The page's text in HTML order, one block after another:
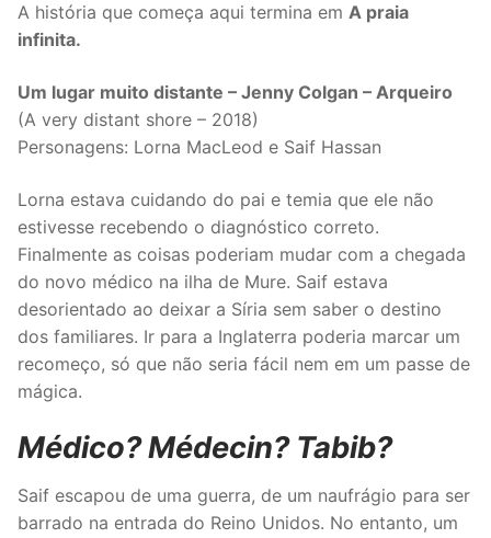
A história que começa aqui termina em A praia
infinita.
Um lugar muito distante – Jenny Colgan – Arqueiro
(A very distant shore – 2018)
Personagens: Lorna MacLeod e Saif Hassan
Lorna estava cuidando do pai e temia que ele não
estivesse recebendo o diagnóstico correto.
Finalmente as coisas poderiam mudar com a chegada
do novo médico na ilha de Mure. Saif estava
desorientado ao deixar a Síria sem saber o destino
dos familiares. Ir para a Inglaterra poderia marcar um
recomeço, só que não seria fácil nem em um passe de
mágica.
Médico? Médecin? Tabib?
Saif escapou de uma guerra, de um naufrágio para ser
barrado na entrada do Reino Unidos. No entanto, um